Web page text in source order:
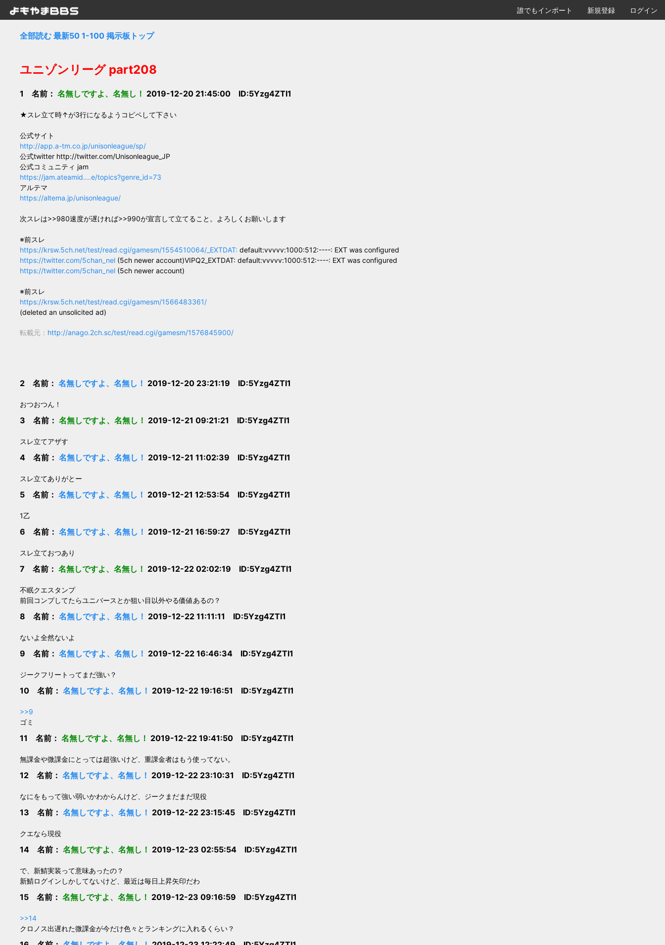
誰でもインポート 新規登録 ログイン
全部読む 最新50 1-100 掲示板トップ
ユニゾンリーグ part208
1 名前： 名無しですよ、名無し！ 2019-12-20 21:45:00 ID:5Yzg4ZTI1
★スレ立て時↑が3行になるようコピペして下さい
公式サイト
http://app.a-tm.co.jp/unisonleague/sp/
公式twitter http://twitter.com/Unisonleague_JP
公式コミュニティ jam
https://jam.ateamid....e/topics?genre_id=73
アルテマ
https://altema.jp/unisonleague/
次スレは>>980速度が遅ければ>>990が宣言して立てること。よろしくお願いします
※前スレ
https://krsw.5ch.net/test/read.cgi/gamesm/1554510064/_EXTDAT: default:vvvvv:1000:512:----: EXT was configured
https://twitter.com/5chan_nel (5ch newer account)VIPQ2_EXTDAT: default:vvvvv:1000:512:----: EXT was configured
https://twitter.com/5chan_nel (5ch newer account)
※前スレ
https://krsw.5ch.net/test/read.cgi/gamesm/1566483361/
(deleted an unsolicited ad)
転載元： http://anago.2ch.sc/test/read.cgi/gamesm/1576845900/
2 名前： 名無しですよ、名無し！ 2019-12-20 23:21:19 ID:5Yzg4ZTI1
おつおつん！
3 名前： 名無しですよ、名無し！ 2019-12-21 09:21:21 ID:5Yzg4ZTI1
スレ立てアザす
4 名前： 名無しですよ、名無し！ 2019-12-21 11:02:39 ID:5Yzg4ZTI1
スレ立てありがとー
5 名前： 名無しですよ、名無し！ 2019-12-21 12:53:54 ID:5Yzg4ZTI1
1乙
6 名前： 名無しですよ、名無し！ 2019-12-21 16:59:27 ID:5Yzg4ZTI1
スレ立ておつあり
7 名前： 名無しですよ、名無し！ 2019-12-22 02:02:19 ID:5Yzg4ZTI1
不眠クエスタンプ
前回コンプしてたらユニバースとか狙い目以外やる価値あるの？
8 名前： 名無しですよ、名無し！ 2019-12-22 11:11:11 ID:5Yzg4ZTI1
ないよ全然ないよ
9 名前： 名無しですよ、名無し！ 2019-12-22 16:46:34 ID:5Yzg4ZTI1
ジークフリートってまだ強い？
10 名前： 名無しですよ、名無し！ 2019-12-22 19:16:51 ID:5Yzg4ZTI1
>>9
ゴミ
11 名前： 名無しですよ、名無し！ 2019-12-22 19:41:50 ID:5Yzg4ZTI1
無課金や微課金にとっては超強いけど、重課金者はもう使ってない。
12 名前： 名無しですよ、名無し！ 2019-12-22 23:10:31 ID:5Yzg4ZTI1
なにをもって強い弱いかわからんけど、ジークまだまだ現役
13 名前： 名無しですよ、名無し！ 2019-12-22 23:15:45 ID:5Yzg4ZTI1
クエなら現役
14 名前： 名無しですよ、名無し！ 2019-12-23 02:55:54 ID:5Yzg4ZTI1
で、新鯖実装って意味あったの？
新鯖ログインしかしてないけど、最近は毎日上昇矢印だわ
15 名前： 名無しですよ、名無し！ 2019-12-23 09:16:59 ID:5Yzg4ZTI1
>>14
クロノス出遅れた微課金が今だけ色々とランキングに入れるくらい？